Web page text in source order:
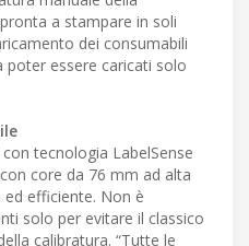
a stampare in soli
dei consumabili
essere caricati solo
tecnologia LabelSense
core da 76 mm ad alta
efficiente. Non è
solo per evitare il classico
calibratura. “Tutte le